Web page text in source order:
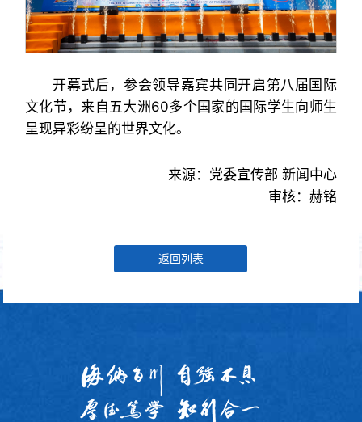
开幕式后，参会领导嘉宾共同开启第八届国际
文化节，来自五大洲60多个国家的国际学生向师生
呈现异彩纷呈的世界文化。
来源：党委宣传部 新闻中心
审核：赫铭
返回列表